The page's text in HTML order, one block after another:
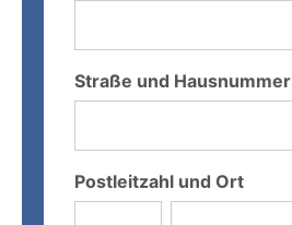
Straße und Hausnummer
Postleitzahl und Ort